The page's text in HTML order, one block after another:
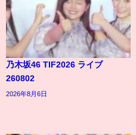
乃木坂46 TIF2026 ライブ
260802
2026年8月6日